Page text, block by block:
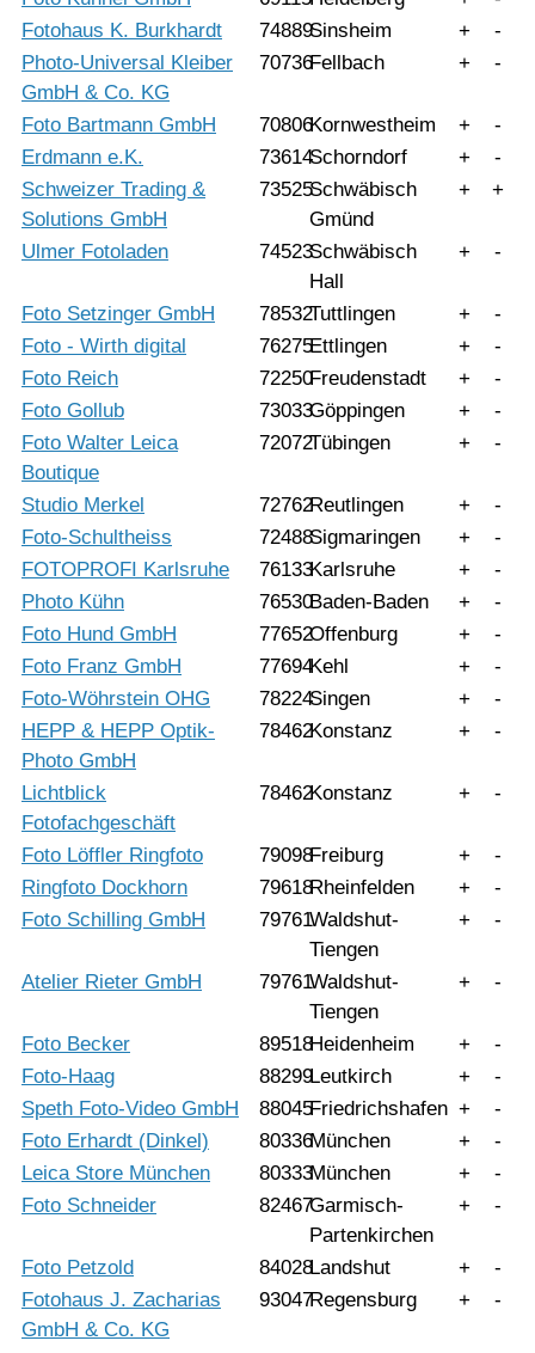
Fotohaus K. Burkhardt
74889Sinsheim +
-
Photo-Universal Kleiber
GmbH & Co. KG
70736Fellbach + -
Foto Bartmann GmbH 70806Kornwestheim +
-
Erdmann e.K.
73614Schorndorf +
-
Schweizer Trading &
Solutions GmbH
73525Schwäbisch
Gmünd
+ +
Ulmer Fotoladen 74523Schwäbisch
Hall
+ -
Foto Setzinger GmbH 78532Tuttlingen +
-
Foto - Wirth digital
76275Ettlingen +
-
Foto Reich
72250Freudenstadt +
-
Foto Gollub
73033Göppingen +
-
Foto Walter Leica
Boutique
72072Tübingen + -
Studio Merkel 72762Reutlingen +
-
Foto-Schultheiss
72488Sigmaringen +
-
FOTOPROFI Karlsruhe
76133Karlsruhe +
-
Photo Kühn
76530Baden-Baden +
-
Foto Hund GmbH
77652Offenburg +
-
Foto Franz GmbH
77694Kehl +
-
Foto-Wöhrstein OHG
78224Singen +
-
HEPP & HEPP Optik-
Photo GmbH
78462Konstanz + -
Lichtblick
Fotofachgeschäft
78462Konstanz + -
Foto Löffler Ringfoto 79098Freiburg +
-
Ringfoto Dockhorn
79618Rheinfelden +
-
Foto Schilling GmbH
79761Waldshut-
Tiengen
+ -
Atelier Rieter GmbH 79761Waldshut-
Tiengen
+ -
Foto Becker 89518Heidenheim +
-
Foto-Haag
88299Leutkirch +
-
Speth Foto-Video GmbH
88045Friedrichshafen +
-
Foto Erhardt (Dinkel)
80336München +
-
Leica Store München
80333München +
-
Foto Schneider
82467Garmisch-
Partenkirchen
+ -
Foto Petzold 84028Landshut +
-
Fotohaus J. Zacharias
GmbH & Co. KG
93047Regensburg + -